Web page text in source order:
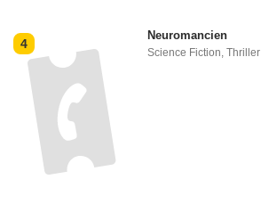
4
Neuromancien
Science Fiction,Thriller